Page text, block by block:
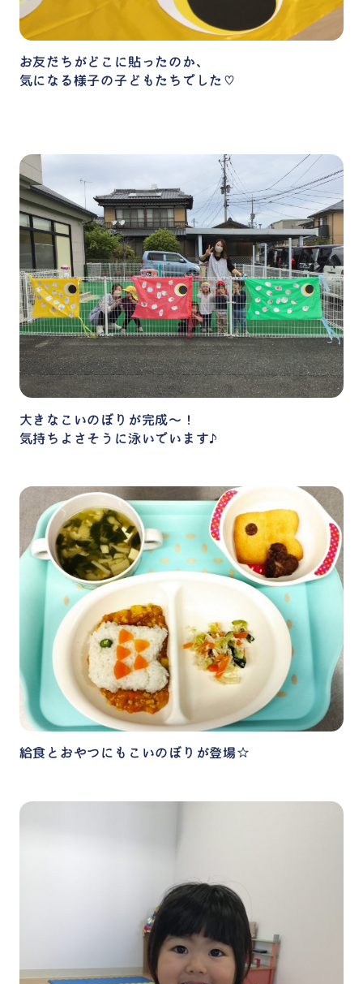
お友だちがどこに貼ったのか、
気になる様子の子どもたちでした♡
大きなこいのぼりが完成～！
気持ちよさそうに泳いでいます♪
給食とおやつにもこいのぼりが登場☆